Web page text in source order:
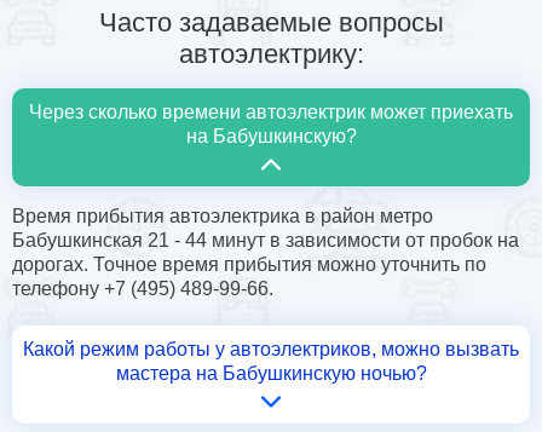
Часто задаваемые вопросы
автоэлектрику:
Через сколько времени автоэлектрик может приехать
на Бабушкинскую?
Время прибытия автоэлектрика в район метро
Бабушкинская 21 - 44 минут в зависимости от пробок на
дорогах. Точное время прибытия можно уточнить по
телефону +7 (495) 489-99-66.
Какой режим работы у автоэлектриков, можно вызвать
мастера на Бабушкинскую ночью?